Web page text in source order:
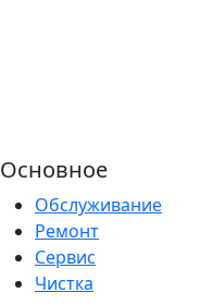
Основное
Обслуживание
Ремонт
Сервис
Чистка